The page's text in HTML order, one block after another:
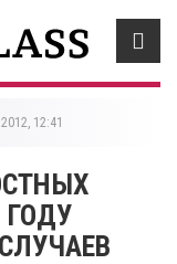
12:41
ГОДУ